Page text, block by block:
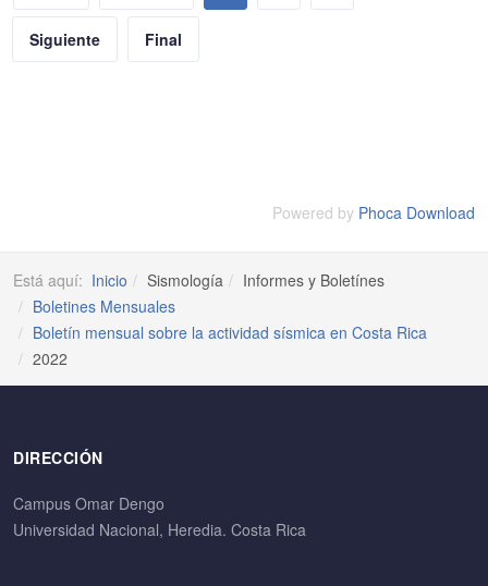
Siguiente Final
Powered by Phoca Download
Está aquí: Inicio Sismología
Informes y Boletínes
Boletines Mensuales
Boletín mensual sobre la actividad sísmica en Costa Rica
2022
DIRECCIÓN
Campus Omar Dengo
Universidad Nacional, Heredia. Costa Rica